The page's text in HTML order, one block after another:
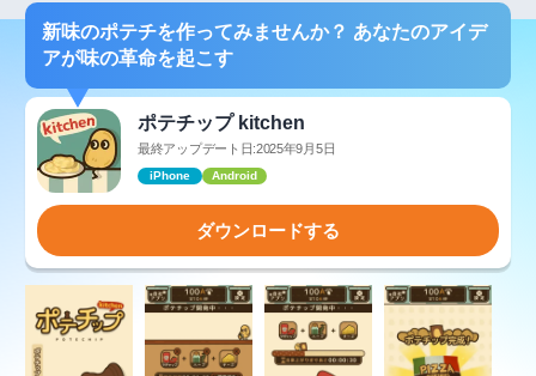
新味のポテチを作ってみませんか？ あなたのアイデ
アが味の革命を起こす
ポテチップ kitchen
最終アップデート日:2025年9月5日
iPhone Android
ダウンロードする